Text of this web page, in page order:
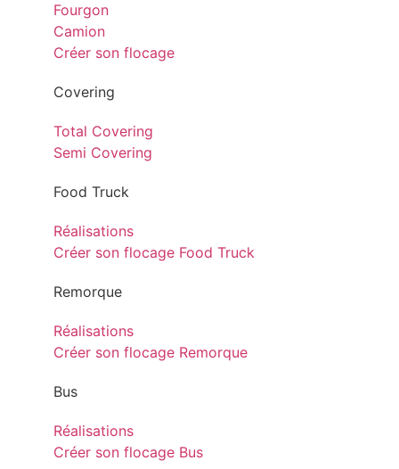
Fourgon
Camion
Créer son flocage
Covering
Total Covering
Semi Covering
Food Truck
Réalisations
Créer son flocage Food Truck
Remorque
Réalisations
Créer son flocage Remorque
Bus
Réalisations
Créer son flocage Bus